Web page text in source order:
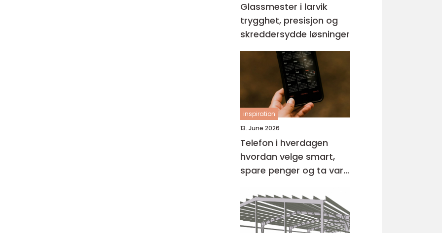
Glassmester i larvik
trygghet, presisjon og
skreddersydde løsninger
inspiration
13. June 2026
Telefon i hverdagen
hvordan velge smart,
spare penger og ta vare